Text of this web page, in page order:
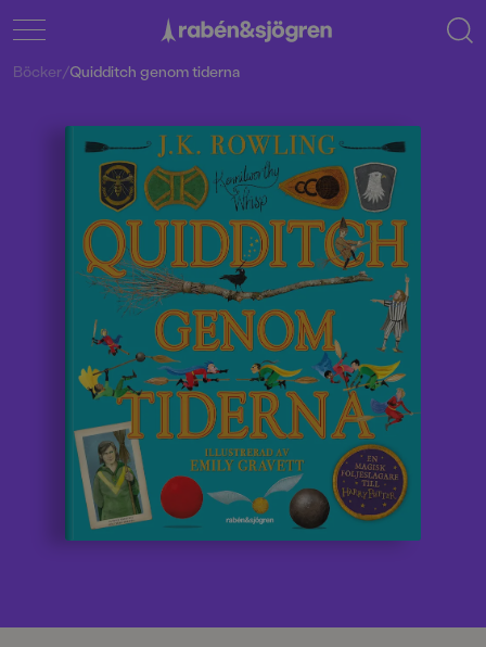
Böcker/Quidditch genom tiderna